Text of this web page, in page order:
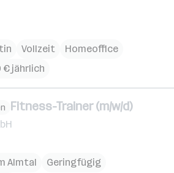
Vollzeit
Homeoffice
€ jährlich
Fitness-Trainer (m/w/d)
Almtal
Geringfügig